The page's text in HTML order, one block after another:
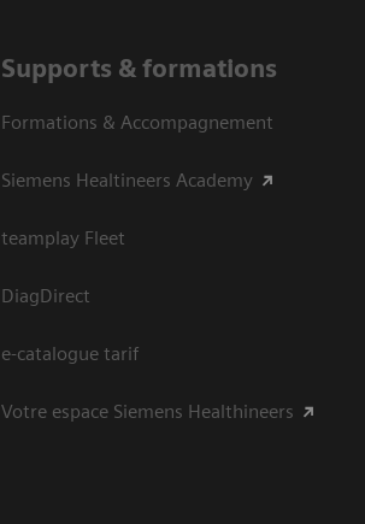
Supports & formations
Formations & Accompagnement
Siemens Healtineers Academy
teamplay Fleet
DiagDirect
e-catalogue tarif
Votre espace Siemens Healthineers